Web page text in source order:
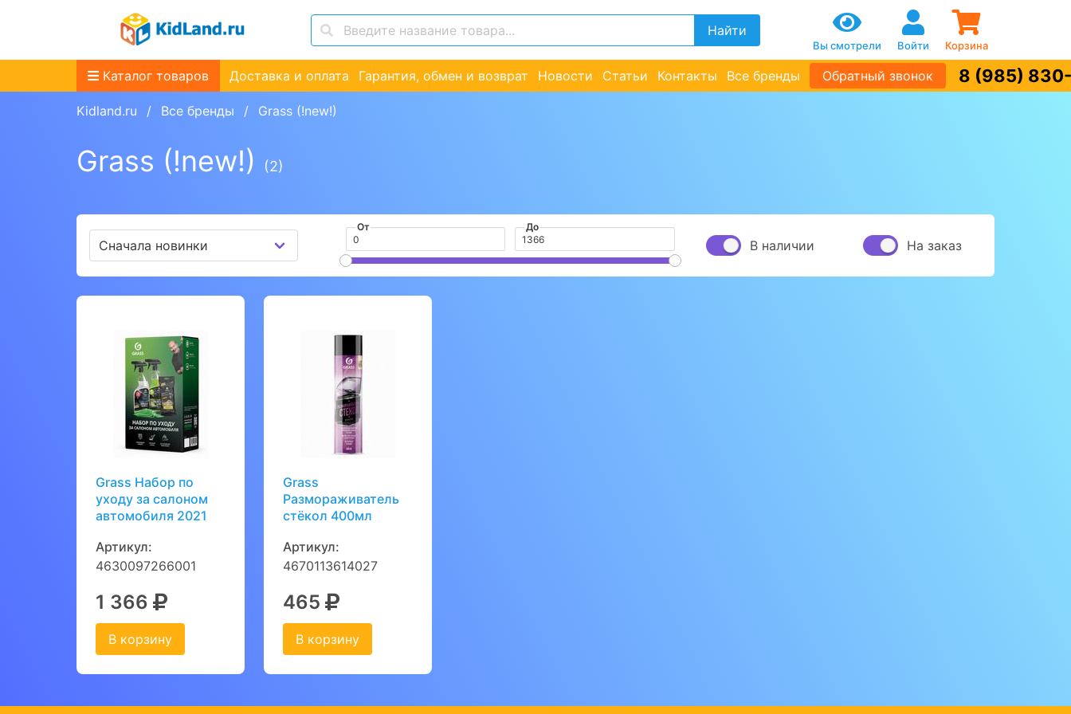
Найти
Вы смотрели Войти Корзина
Каталог товаров Доставка и оплата Гарантия, обмен и возврат Новости Статьи Контакты Все бренды Обратный звонок 8 (985)
Kidland.ru Все бренды Grass (!new!)
Grass (!new!) (2)
От До
В наличии На заказ
Grass Набор по
уходу за салоном
автомобиля 2021
Артикул:
4630097266001
1 366
В корзину
Grass
Размораживатель
стёкол 400мл
Артикул:
4670113614027
465
В корзину